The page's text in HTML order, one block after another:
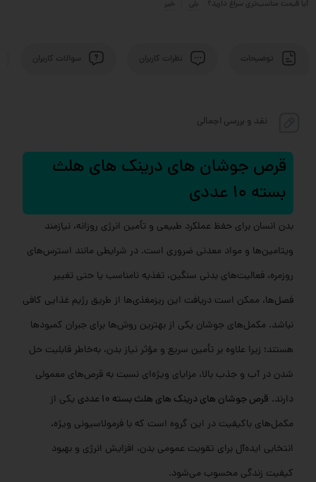
آیا قیمت مناسب‌تری سراغ دارید؟ بلی خیر
توضیحات نظرات کاربران سوالات کاربران
نقد و بررسی اجمالی
قرص جوشان های درینک های هلث
بسته 10 عددی
بدن انسان برای حفظ عملکرد طبیعی و تأمین انرژی روزانه، نیازمند
ویتامین‌ها و مواد معدنی ضروری است. در شرایطی مانند استرس‌های
روزمره، فعالیت‌های بدنی سنگین، تغذیه نامناسب یا حتی تغییر
فصل‌ها، ممکن است دریافت این ریزمغذی‌ها از طریق رژیم غذایی کافی
نباشد. مکمل‌های جوشان یکی از بهترین روش‌ها برای جبران کمبودها
هستند؛ زیرا علاوه بر تأمین سریع و مؤثر نیاز بدن، به‌خاطر قابلیت حل
شدن در آب و جذب بالا، مزایای ویژه‌ای نسبت به قرص‌های معمولی
دارند. قرص جوشان های درینک های هلث بسته 10 عددی
یکی از
مکمل‌های باکیفیت در این گروه است که با فرمولاسیونی ویژه،
انتخابی ایده‌آل برای تقویت عمومی بدن، افزایش انرژی و بهبود
کیفیت زندگی محسوب می‌شود.